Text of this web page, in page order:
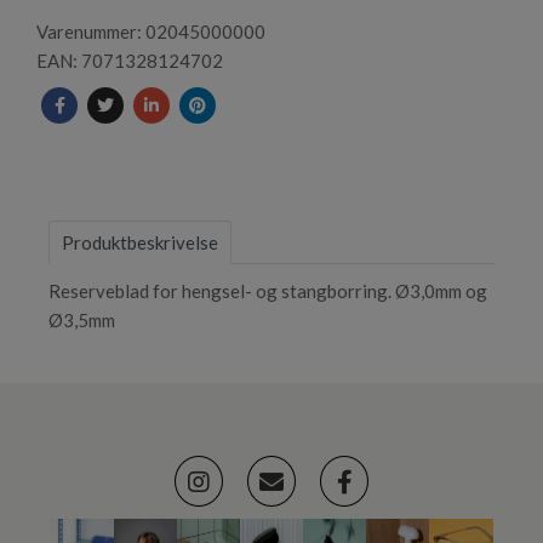
Varenummer: 02045000000
EAN: 7071328124702
Produktbeskrivelse
Reserveblad for hengsel- og stangborring. Ø3,0mm og
Ø3,5mm